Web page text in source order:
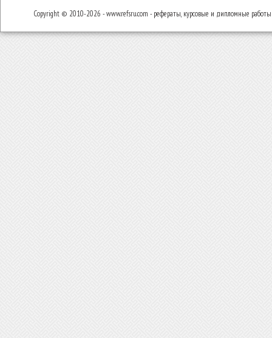
Copyright © 2010-2026 - www.refsru.com - рефераты, курсовые и дипломные работы